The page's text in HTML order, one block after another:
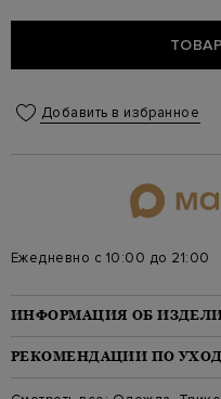
Добавить в избранное
Ежедневно с 10:00 до 21:00
ИНФОРМАЦИЯ ОБ
Материал: шерсть яка 100%
На модели: 175/82/60/91 на
Цвет: Бежевый
РЕКОМЕНДАЦИИ ПО